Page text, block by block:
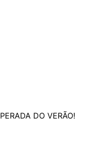
DO VERÃO!